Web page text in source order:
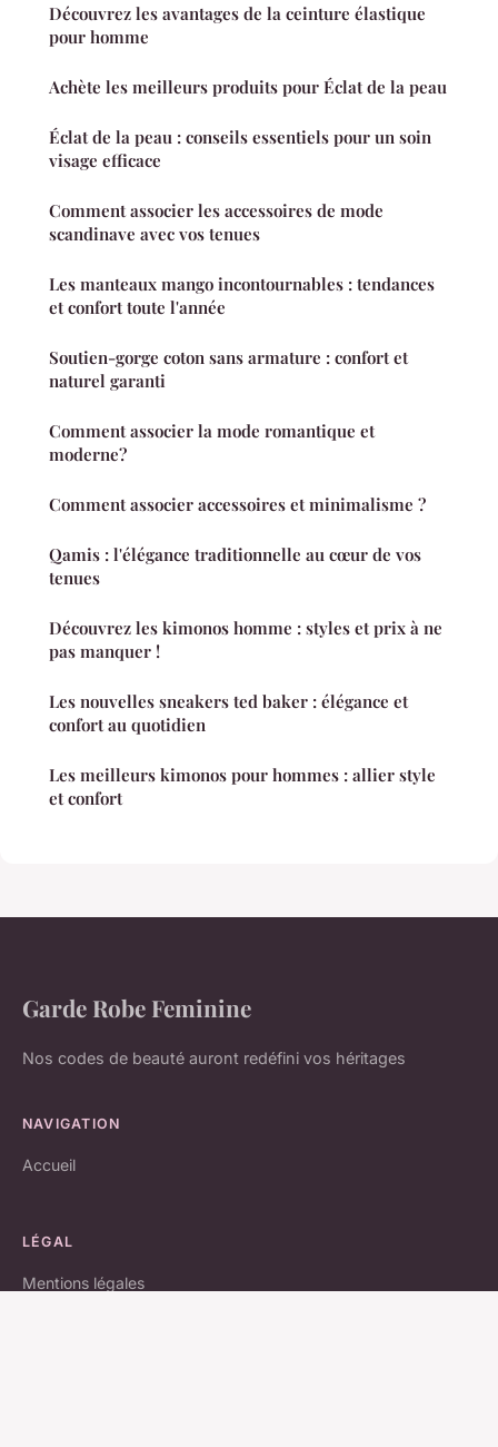
Découvrez les avantages de la ceinture élastique
pour homme
Achète les meilleurs produits pour Éclat de la peau
Éclat de la peau : conseils essentiels pour un soin
visage efficace
Comment associer les accessoires de mode
scandinave avec vos tenues
Les manteaux mango incontournables : tendances
et confort toute l'année
Soutien-gorge coton sans armature : confort et
naturel garanti
Comment associer la mode romantique et
moderne?
Comment associer accessoires et minimalisme ?
Qamis : l'élégance traditionnelle au cœur de vos
tenues
Découvrez les kimonos homme : styles et prix à ne
pas manquer !
Les nouvelles sneakers ted baker : élégance et
confort au quotidien
Les meilleurs kimonos pour hommes : allier style
et confort
Garde Robe Feminine
Nos codes de beauté auront redéfini vos héritages
NAVIGATION
Accueil
LÉGAL
Mentions légales